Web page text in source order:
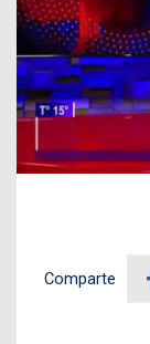
Comparte